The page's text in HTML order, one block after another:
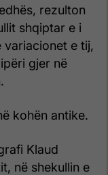
rezulton
shqiptar e i
variacionet e tij,
gjer në
kohën antike.
Klaud
në shekullin e